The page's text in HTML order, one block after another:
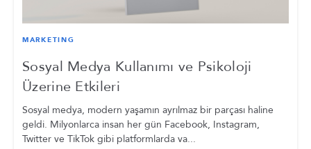
MARKETING
Sosyal Medya Kullanımı ve Psikoloji
Üzerine Etkileri
Sosyal medya, modern yaşamın ayrılmaz bir parçası haline
geldi. Milyonlarca insan her gün Facebook, Instagram,
Twitter ve TikTok gibi platformlarda va...